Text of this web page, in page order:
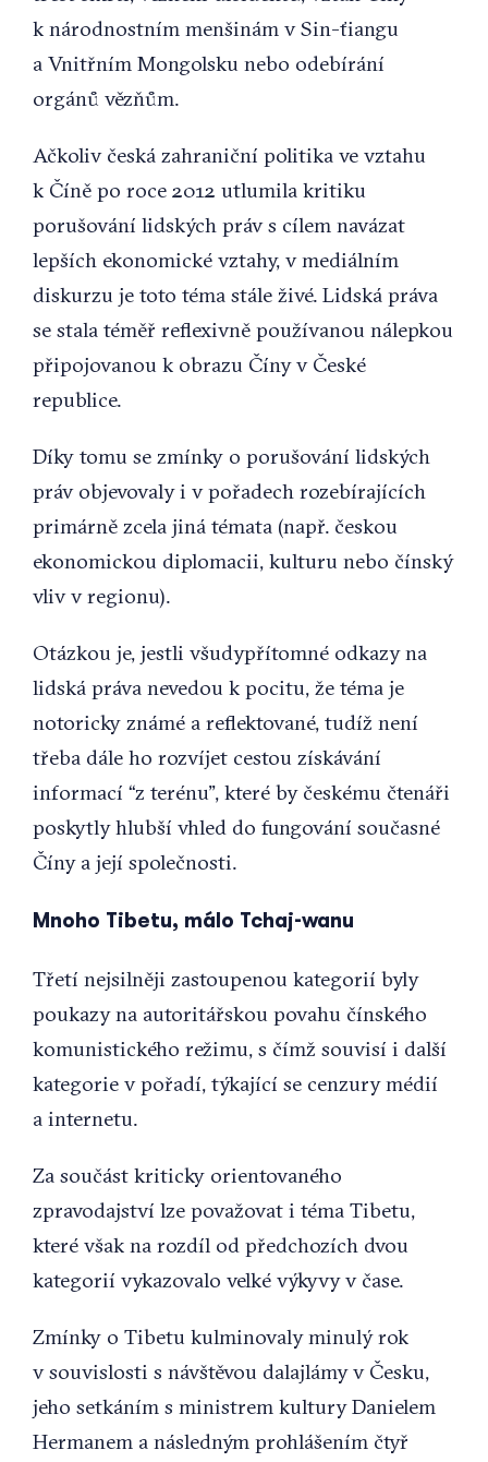
k národnostním menšinám v Sin-ťiangu
a Vnitřním Mongolsku nebo odebírání
orgánů vězňům.
Ačkoliv česká zahraniční politika ve vztahu
k Číně po roce 2012 utlumila kritiku
porušování lidských práv s cílem navázat
lepších ekonomické vztahy, v mediálním
diskurzu je toto téma stále živé. Lidská práva
se stala téměř reflexivně používanou nálepkou
připojovanou k obrazu Číny v České
republice.
Díky tomu se zmínky o porušování lidských
práv objevovaly i v pořadech rozebírajících
primárně zcela jiná témata (např. českou
ekonomickou diplomacii, kulturu nebo čínský
vliv v regionu).
Otázkou je, jestli všudypřítomné odkazy na
lidská práva nevedou k pocitu, že téma je
notoricky známé a reflektované, tudíž není
třeba dále ho rozvíjet cestou získávání
informací “z terénu”, které by českému čtenáři
poskytly hlubší vhled do fungování současné
Číny a její společnosti.
Mnoho Tibetu, málo Tchaj-wanu
Třetí nejsilněji zastoupenou kategorií byly
poukazy na autoritářskou povahu čínského
komunistického režimu, s čímž souvisí i další
kategorie v pořadí, týkající se cenzury médií
a internetu.
Za součást kriticky orientovaného
zpravodajství lze považovat i téma Tibetu,
které však na rozdíl od předchozích dvou
kategorií vykazovalo velké výkyvy v čase.
Zmínky o Tibetu kulminovaly minulý rok
v souvislosti s návštěvou dalajlámy v Česku,
jeho setkáním s ministrem kultury Danielem
Hermanem a následným prohlášením čtyř